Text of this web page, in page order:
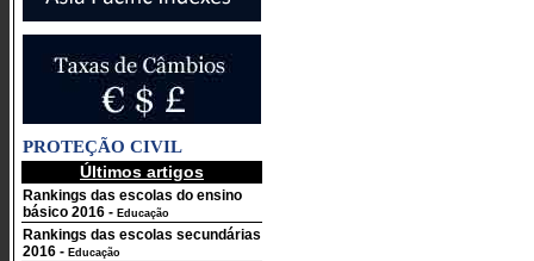
PROTEÇÃO CIVIL
Últimos artigos
Rankings das escolas do ensino
básico 2016 - Educação
Rankings das escolas secundárias
2016 - Educação